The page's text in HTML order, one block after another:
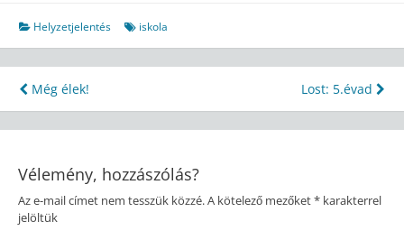
Helyzetjelentés iskola
Bejegyzés
navigáció
Még élek! Lost: 5.évad
Vélemény, hozzászólás?
Az e-mail címet nem tesszük közzé.A kötelező mezőket*karakterrel
jelöltük